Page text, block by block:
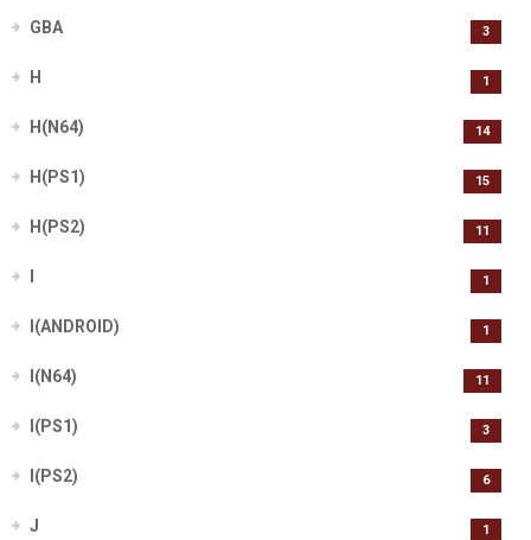
GBA 3
H 1
H(N64) 14
H(PS1) 15
H(PS2) 11
1
I(ANDROID) 1
I(N64) 11
I(PS1) 3
I(PS2) 6
J 1